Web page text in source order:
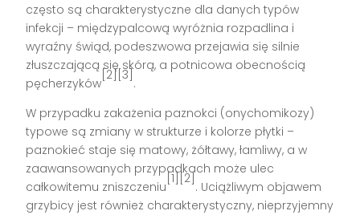
często są charakterystyczne dla danych typów
infekcji – międzypalcową wyróżnia rozpadlina i
wyraźny świąd, podeszwowa przejawia się silnie
złuszczającą się skórą, a potnicowa obecnością
pęcherzyków
[2][3]
.
W przypadku zakażenia paznokci (onychomikozy)
typowe są zmiany w strukturze i kolorze płytki –
paznokieć staje się matowy, żółtawy, łamliwy, a w
zaawansowanych przypadkach może ulec
całkowitemu zniszczeniu
[1][2]
. Uciążliwym objawem
grzybicy jest również charakterystyczny, nieprzyjemny